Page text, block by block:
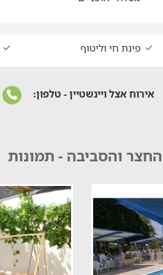
פינת חי וליטוף
אירוח אצל ויינשטיין - טלפון:
החצר והסביבה - תמונות